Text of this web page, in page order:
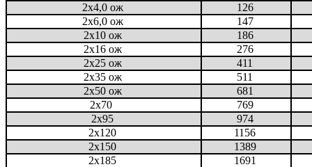
2x4,0 ож
126
2x6,0 ож
147
2x10 ож
186
2x16 ож
276
2x25 ож
411
2x35 ож
511
2x50 ож
681
2x70
769
2x95
974
2x120
1156
2x150
1389
2x185
1691